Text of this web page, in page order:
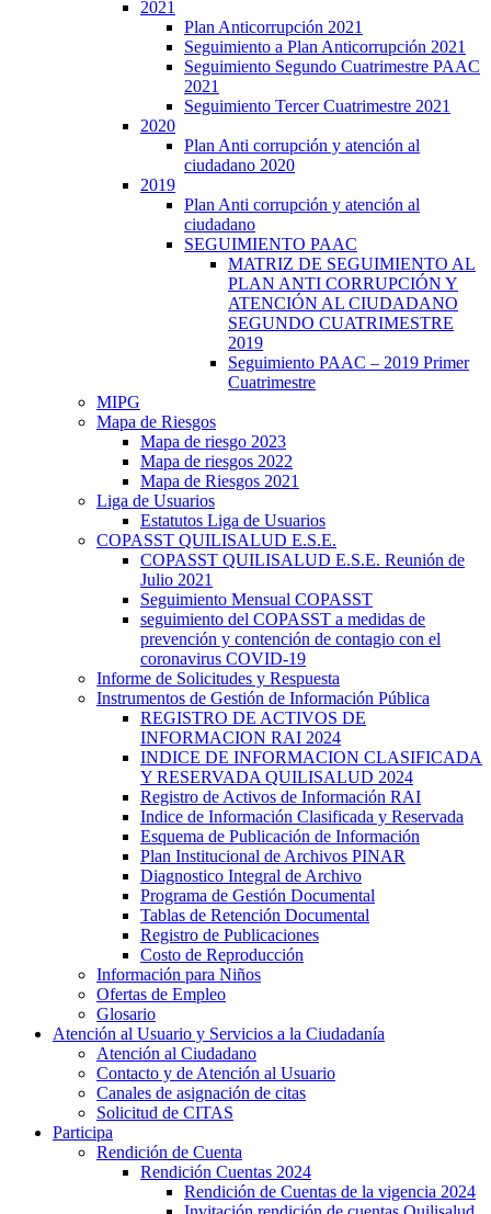
2021
Plan Anticorrupción 2021
Seguimiento a Plan Anticorrupción 2021
Seguimiento Segundo Cuatrimestre PAAC
2021
Seguimiento Tercer Cuatrimestre 2021
2020
Plan Anti corrupción y atención al
ciudadano 2020
2019
Plan Anti corrupción y atención al
ciudadano
SEGUIMIENTO PAAC
MATRIZ DE SEGUIMIENTO AL
PLAN ANTI CORRUPCIÓN Y
ATENCIÓN AL CIUDADANO
SEGUNDO CUATRIMESTRE
2019
Seguimiento PAAC – 2019 Primer
Cuatrimestre
MIPG
Mapa de Riesgos
Mapa de riesgo 2023
Mapa de riesgos 2022
Mapa de Riesgos 2021
Liga de Usuarios
Estatutos Liga de Usuarios
COPASST QUILISALUD E.S.E.
COPASST QUILISALUD E.S.E. Reunión de
Julio 2021
Seguimiento Mensual COPASST
seguimiento del COPASST a medidas de
prevención y contención de contagio con el
coronavirus COVID-19
Informe de Solicitudes y Respuesta
Instrumentos de Gestión de Información Pública
REGISTRO DE ACTIVOS DE
INFORMACION RAI 2024
INDICE DE INFORMACION CLASIFICADA
Y RESERVADA QUILISALUD 2024
Registro de Activos de Información RAI
Indice de Información Clasificada y Reservada
Esquema de Publicación de Información
Plan Institucional de Archivos PINAR
Diagnostico Integral de Archivo
Programa de Gestión Documental
Tablas de Retención Documental
Registro de Publicaciones
Costo de Reproducción
Información para Niños
Ofertas de Empleo
Glosario
Atención al Usuario y Servicios a la Ciudadanía
Atención al Ciudadano
Contacto y de Atención al Usuario
Canales de asignación de citas
Solicitud de CITAS
Participa
Rendición de Cuenta
Rendición Cuentas 2024
Rendición de Cuentas de la vigencia 2024